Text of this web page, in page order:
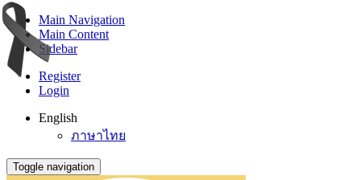
Main Navigation
Main Content
Sidebar
Register
Login
English
ภาษาไทย
Toggle navigation